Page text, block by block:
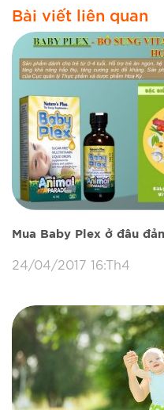
Bài viết liên quan
Mua Baby Plex ở đâu
24/04/2017 16:Th4